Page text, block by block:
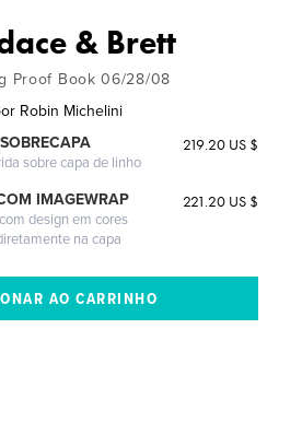
& Brett
Proof Book 06/28/08
Robin Michelini
sobre capa de linho
219.20 US $
IMAGEWRAP
design em cores
na capa
221.20 US $